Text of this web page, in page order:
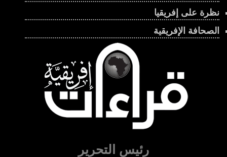
نظرة على إفريقيا
الصحافة الإفريقية
رئيس التحرير